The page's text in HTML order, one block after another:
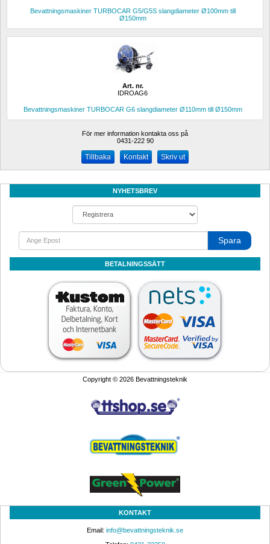
Bevattningsmaskiner TURBOCAR G5/G5S slangdiameter Ø100mm till
Ø150mm
Art. nr.
IDROAG6
Bevattningsmaskiner TURBOCAR G6 slangdiameter Ø110mm till Ø150mm
För mer information kontakta oss på
0431-222 90
Kontakt Skriv ut
NYHETSBREV
Spara
BETALNINGSSÄTT
Copyright © 2026 Bevattningsteknik
KONTAKT
Email: info@bevattningsteknik.se